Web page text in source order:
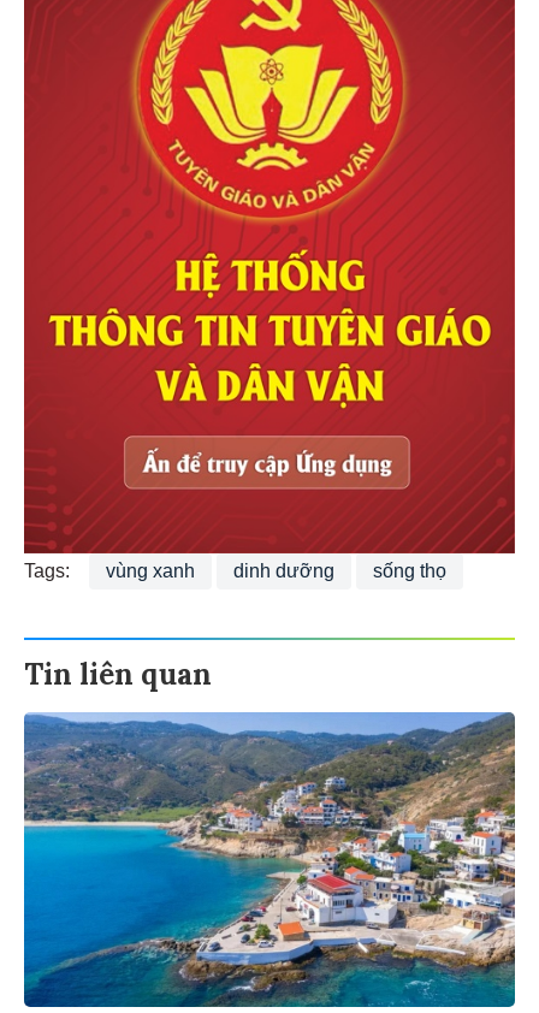
Tags: vùng xanh dinh dưỡng sống thọ
Tin liên quan